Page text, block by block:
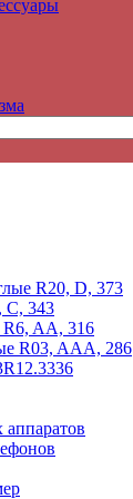
R20, D, 373
C, 343
AA, 316
R03, AAA, 286